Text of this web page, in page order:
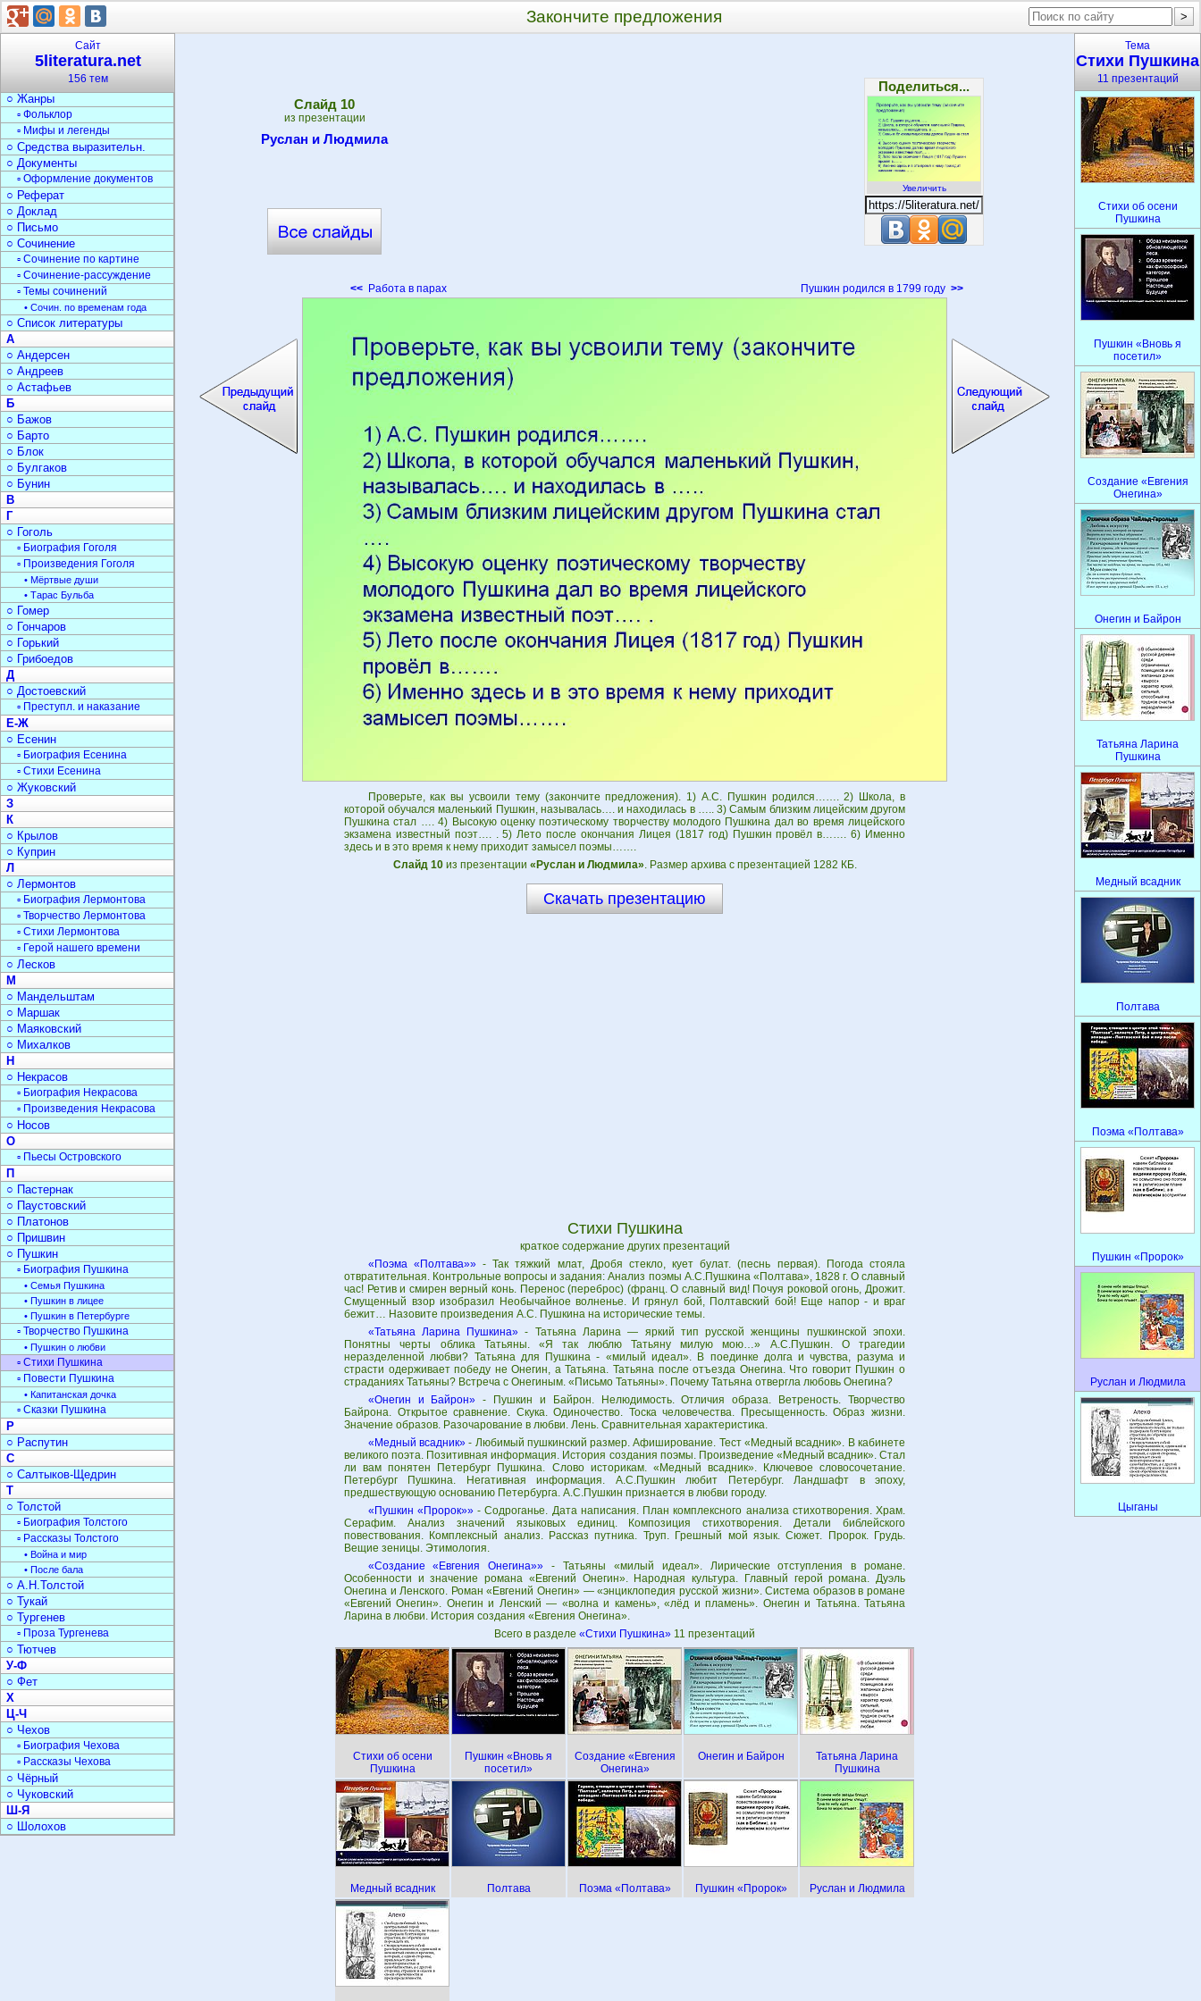
Закончите предложения
Cлайд 10
из презентации
Руслан и Людмила
Поделиться...
Увеличить
<< Работа в парах Пушкин родился в 1799 году >>
Проверьте, как вы усвоили тему (закончите предложения). 1) А.С. Пушкин родился……. 2) Школа, в
которой обучался маленький Пушкин, называлась…. и находилась в ….. 3) Самым близким лицейским другом
Пушкина стал …. 4) Высокую оценку поэтическому творчеству молодого Пушкина дал во время лицейского
экзамена известный поэт…. . 5) Лето после окончания Лицея (1817 год) Пушкин провёл в……. 6) Именно
здесь и в это время к нему приходит замысел поэмы…….
Слайд 10из презентации «Руслан и Людмила». Размер архива с презентацией 1282 КБ.
Скачать презентацию
Стихи Пушкина
краткое содержание других презентаций
«Поэма «Полтава»»- Так тяжкий млат, Дробя стекло, кует булат. (песнь первая). Погода стояла
отвратительная. Контрольные вопросы и задания: Анализ поэмы А.С.Пушкина «Полтава», 1828 г. О славный
час! Ретив и смирен верный конь. Перенос (переброс) (франц. О славный вид! Почуя роковой огонь, Дрожит.
Смущенный взор изобразил Необычайное волненье. И грянул бой, Полтавский бой! Еще напор - и враг
бежит… Назовите произведения А.С. Пушкина на исторические темы.
«Татьяна Ларина Пушкина» - Татьяна Ларина — яркий тип русской женщины пушкинской эпохи.
Понятны черты облика Татьяны. «Я так люблю Татьяну милую мою…» А.С.Пушкин. О трагедии
неразделенной любви? Татьяна для Пушкина - «милый идеал». В поединке долга и чувства, разума и
страсти одерживает победу не Онегин, а Татьяна. Татьяна после отъезда Онегина. Что говорит Пушкин о
страданиях Татьяны? Встреча с Онегиным. «Письмо Татьяны». Почему Татьяна отвергла любовь Онегина?
«Онегин и Байрон» - Пушкин и Байрон. Нелюдимость. Отличия образа. Ветреность. Творчество
Байрона. Открытое сравнение. Скука. Одиночество. Тоска человечества. Пресыщенность. Образ жизни.
Значение образов. Разочарование в любви. Лень. Сравнительная характеристика.
«Медный всадник»- Любимый пушкинский размер. Афиширование. Тест «Медный всадник». В кабинете
великого поэта. Позитивная информация. История создания поэмы. Произведение «Медный всадник». Стал
ли вам понятен Петербург Пушкина. Слово историкам. «Медный всадник». Ключевое словосочетание.
Петербург Пушкина. Негативная информация. А.С.Пушкин любит Петербург. Ландшафт в эпоху,
предшествующую основанию Петербурга. А.С.Пушкин признается в любви городу.
«Пушкин «Пророк»»- Содроганье. Дата написания. План комплексного анализа стихотворения. Храм.
Серафим. Анализ значений языковых единиц. Композиция стихотворения. Детали библейского
повествования. Комплексный анализ. Рассказ путника. Труп. Грешный мой язык. Сюжет. Пророк. Грудь.
Вещие зеницы. Этимология.
«Создание «Евгения Онегина»» - Татьяны «милый идеал». Лирические отступления в романе.
Особенности и значение романа «Евгений Онегин». Народная культура. Главный герой романа. Дуэль
Онегина и Ленского. Роман «Евгений Онегин» — «энциклопедия русской жизни». Система образов в романе
«Евгений Онегин». Онегин и Ленский — «волна и камень», «лёд и пламень». Онегин и Татьяна. Татьяна
Ларина в любви. История создания «Евгения Онегина».
Всего в разделе «Стихи Пушкина» 11 презентаций
Стихи об осени
Пушкина
Пушкин «Вновь я
посетил»
Создание «Евгения
Онегина»
Онегин и Байрон
Татьяна Ларина
Пушкина
Медный всадник Полтава Поэма «Полтава» Пушкин «Пророк» Руслан и Людмила
Сайт
5literatura.net
156 тем
▫ Загадки
Текст
○ Типы текста
○ Анализ текста
○ Стили речи
○ Жанры
▫ Фольклор
▫ Мифы и легенды
○ Средства выразительн.
○ Документы
▫ Оформление документов
○ Реферат
○ Доклад
○ Письмо
○ Сочинение
▫ Сочинение по картине
▫ Сочинение-рассуждение
▫ Темы сочинений
• Сочин. по временам года
○ Список литературы
А
○ Андерсен
○ Андреев
○ Астафьев
Б
○ Бажов
○ Барто
○ Блок
○ Булгаков
○ Бунин
В
Г
○ Гоголь
▫ Биография Гоголя
▫ Произведения Гоголя
• Мёртвые души
• Тарас Бульба
○ Гомер
○ Гончаров
○ Горький
○ Грибоедов
Д
○ Достоевский
▫ Преступл. и наказание
Е-Ж
○ Есенин
▫ Биография Есенина
▫ Стихи Есенина
○ Жуковский
З
К
○ Крылов
○ Куприн
Л
○ Лермонтов
▫ Биография Лермонтова
▫ Творчество Лермонтова
▫ Стихи Лермонтова
▫ Герой нашего времени
○ Лесков
М
○ Мандельштам
○ Маршак
○ Маяковский
○ Михалков
Н
○ Некрасов
▫ Биография Некрасова
▫ Произведения Некрасова
○ Носов
О
▫ Пьесы Островского
П
○ Пастернак
○ Паустовский
○ Платонов
○ Пришвин
○ Пушкин
▫ Биография Пушкина
• Семья Пушкина
• Пушкин в лицее
• Пушкин в Петербурге
▫ Творчество Пушкина
• Пушкин о любви
▫ Стихи Пушкина
▫ Повести Пушкина
• Капитанская дочка
▫ Сказки Пушкина
Р
○ Распутин
С
○ Салтыков-Щедрин
Т
○ Толстой
▫ Биография Толстого
▫ Рассказы Толстого
• Война и мир
• После бала
○ А.Н.Толстой
○ Тукай
○ Тургенев
▫ Проза Тургенева
○ Тютчев
У-Ф
○ Фет
Х
Ц-Ч
○ Чехов
▫ Биография Чехова
▫ Рассказы Чехова
○ Чёрный
○ Чуковский
Ш-Я
○ Шолохов
Тема
Стихи Пушкина
11 презентаций
Стихи об осени
Пушкина
Пушкин «Вновь я
посетил»
Создание «Евгения
Онегина»
Онегин и Байрон
Татьяна Ларина
Пушкина
Медный всадник
Полтава
Поэма «Полтава»
Пушкин «Пророк»
Руслан и Людмила
Цыганы